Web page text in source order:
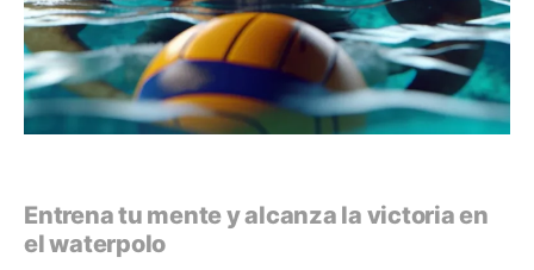
Entrena tu mente y alcanza la victoria en
el waterpolo